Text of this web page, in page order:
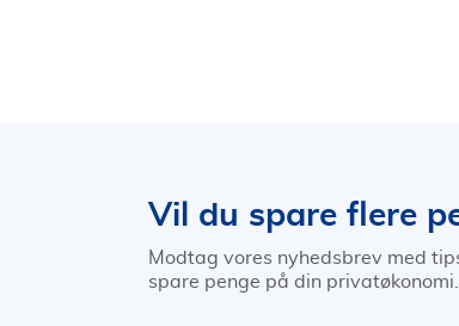
Vil du spare flere
Modtag vores nyhedsbrev med
spare penge på din privatøkonomi.